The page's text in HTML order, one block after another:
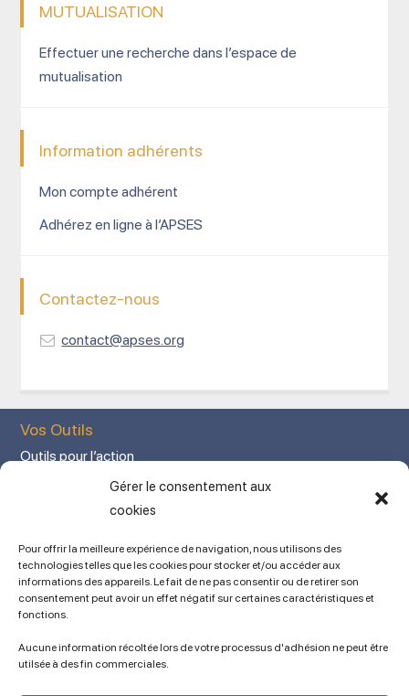
Gérer le consentement aux
cookies
Pour offrir la meilleure expérience de navigation, nous utilisons des
technologies telles que les cookies pour stocker et/ou accéder aux
informations des appareils. Le fait de ne pas consentir ou de retirer son
consentement peut avoir un effet négatif sur certaines caractéristiques et
fonctions.
Aucune information récoltée lors de votre processus d'adhésion ne peut être
utilsée à des fin commerciales.
MUTUALISATION
Effectuer une recherche dans l’espace de
mutualisation
Information adhérents
Mon compte adhérent
Adhérez en ligne à l’APSES
Contactez-nous
contact@apses.org
Vos Outils
Outils pour l’action
Votre espace adhérent
Mon Compte adhérent
L’association
Mentions légales
Contact
Ancien site
lien vers SPIP